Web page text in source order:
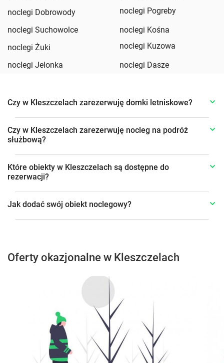
noclegi Dobrowody
noclegi Pogreby
noclegi Suchowolce
noclegi Kośna
noclegi Żuki
noclegi Kuzowa
noclegi Jelonka
noclegi Dasze
Czy w Kleszczelach zarezerwuję domki letniskowe?
Czy w Kleszczelach zarezerwuję nocleg na podróż
służbową?
Które obiekty w Kleszczelach są dostępne do
rezerwacji?
Jak dodać swój obiekt noclegowy?
Oferty okazjonalne w Kleszczelach